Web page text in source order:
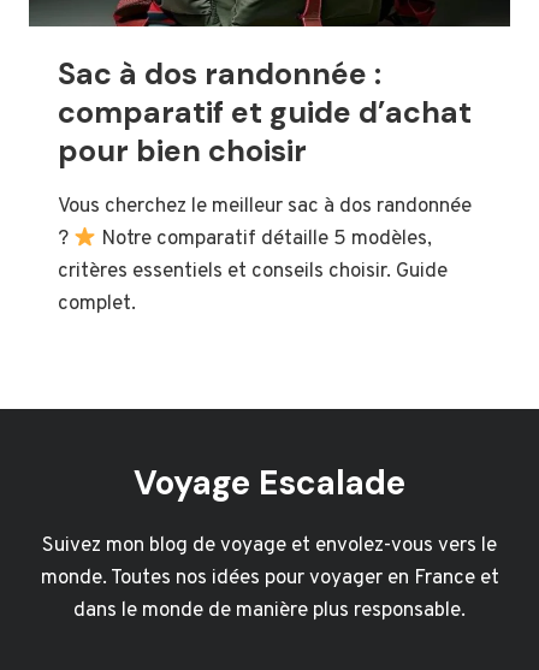
Sac à dos randonnée :
comparatif et guide d’achat
pour bien choisir
Vous cherchez le meilleur sac à dos randonnée
?
Notre comparatif détaille 5 modèles,
critères essentiels et conseils choisir. Guide
complet.
Voyage Escalade
Suivez mon blog de voyage et envolez-vous vers le
monde. Toutes nos idées pour voyager en France et
dans le monde de manière plus responsable.